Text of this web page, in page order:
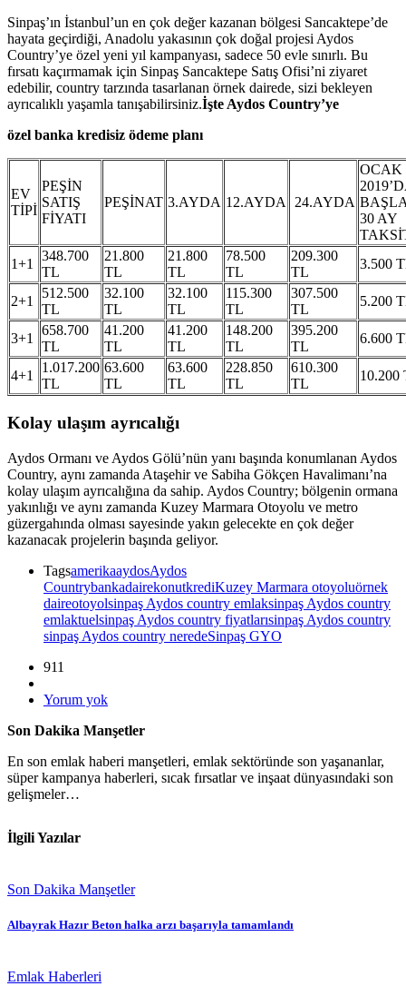
Sinpaş’ın İstanbul’un en çok değer kazanan bölgesi Sancaktepe’de
hayata geçirdiği, Anadolu yakasının çok doğal projesi Aydos
Country’ye özel yeni yıl kampanyası, sadece 50 evle sınırlı. Bu
fırsatı kaçırmamak için Sinpaş Sancaktepe Satış Ofisi’ni ziyaret
edebilir, country tarzında tasarlanan örnek dairede, sizi bekleyen
ayrıcalıklı yaşamla tanışabilirsiniz.İşte Aydos Country’ye
özel banka kredisiz ödeme planı
EV
TİPİ
PEŞİN
SATIŞ
FİYATI
PEŞİNAT 3.AYDA 12.AYDA 24.AYDA
OCAK
30 AY
1+1
348.700
TL
21.800
TL
21.800
TL
78.500
TL
209.300
TL
3.500
2+1
512.500
TL
32.100
TL
32.100
TL
115.300
TL
307.500
TL
5.200
3+1
658.700
TL
41.200
TL
41.200
TL
148.200
TL
395.200
TL
6.600
4+1
1.017.200
TL
63.600
TL
63.600
TL
228.850
TL
610.300
TL
10.200
Kolay ulaşım ayrıcalığı
Aydos Ormanı ve Aydos Gölü’nün yanı başında konumlanan Aydos
Country, aynı zamanda Ataşehir ve Sabiha Gökçen Havalimanı’na
kolay ulaşım ayrıcalığına da sahip. Aydos Country; bölgenin ormana
yakınlığı ve aynı zamanda Kuzey Marmara Otoyolu ve metro
güzergahında olması sayesinde yakın gelecekte en çok değer
kazanacak projelerin başında geliyor.
TagsamerikaaydosAydos
CountrybankadairekonutkrediKuzey Marmara otoyoluörnek
daireotoyolsinpaş Aydos country emlaksinpaş Aydos country
emlaktuelsinpaş Aydos country fiyatlarısinpaş Aydos country
sinpaş Aydos country neredeSinpaş GYO
911
Yorum yok
Son Dakika Manşetler
En son emlak haberi manşetleri, emlak sektöründe son yaşananlar,
süper kampanya haberleri, sıcak fırsatlar ve inşaat dünyasındaki son
gelişmeler…
İlgili Yazılar
Son Dakika Manşetler
Albayrak Hazır Beton halka arzı başarıyla tamamlandı
Emlak Haberleri